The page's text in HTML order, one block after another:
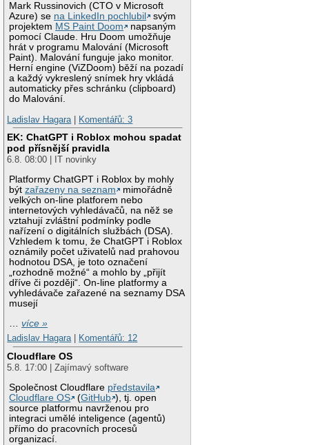
Mark Russinovich (CTO v Microsoft
Azure) se na LinkedIn pochlubil
svým
projektem MS Paint Doom
napsaným
pomocí Claude. Hru Doom umožňuje
hrát v programu Malování (Microsoft
Paint). Malování funguje jako monitor.
Herní engine (ViZDoom) běží na pozadí
a každý vykreslený snímek hry vkládá
automaticky přes schránku (clipboard)
do Malování.
Ladislav Hagara
Komentářů: 3
EK: ChatGPT i Roblox mohou spadat
pod přísnější pravidla
6.8. 08:00 | IT novinky
Platformy ChatGPT i Roblox by mohly
býtzařazeny na seznam
mimořádně
velkých on-line platforem nebo
internetových vyhledávačů, na něž se
vztahují zvláštní podmínky podle
nařízení o digitálních službách (DSA).
Vzhledem k tomu, že ChatGPT i Roblox
oznámily počet uživatelů nad prahovou
hodnotou DSA, je toto označení
„rozhodně možné“ a mohlo by „přijít
dříve či později“. On-line platformy a
vyhledávače zařazené na seznamy DSA
musejí
…více »
Ladislav Hagara| Komentářů: 12
Cloudflare OS
5.8. 17:00 | Zajímavý software
Společnost Cloudflare představila
Cloudflare OS
(GitHub ), tj. open
source platformu navrženou pro
integraci umělé inteligence (agentů)
přímo do pracovních procesů
organizací.